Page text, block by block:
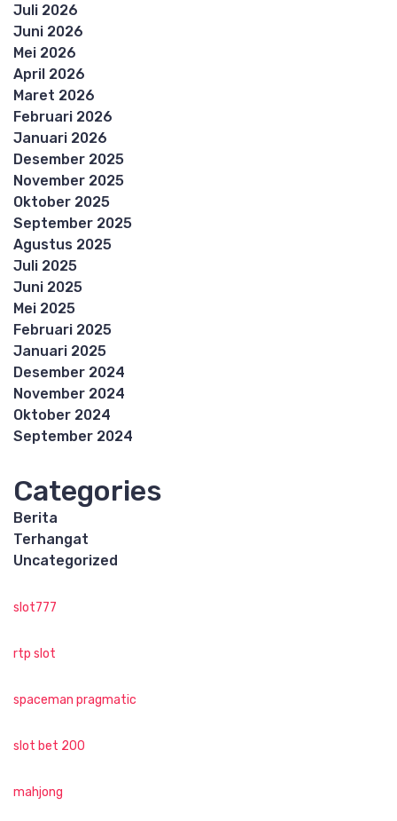
Juli 2026
Juni 2026
Mei 2026
April 2026
Maret 2026
Februari 2026
Januari 2026
Desember 2025
November 2025
Oktober 2025
September 2025
Agustus 2025
Juli 2025
Juni 2025
Mei 2025
Februari 2025
Januari 2025
Desember 2024
November 2024
Oktober 2024
September 2024
Categories
Berita
Terhangat
Uncategorized
slot777
rtp slot
spaceman pragmatic
slot bet 200
mahjong